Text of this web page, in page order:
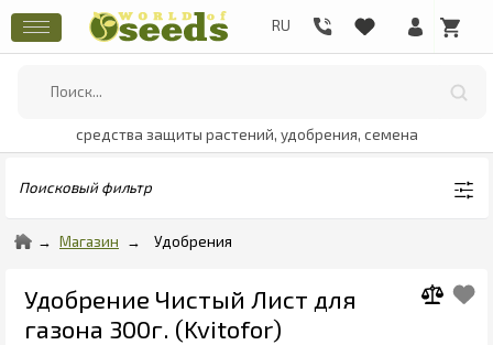
средства защиты растений, удобрения, семена
Поисковый фильтр
Магазин Удобрения
Удобрение Чистый Лист для
газона 300г. (Kvitofor)